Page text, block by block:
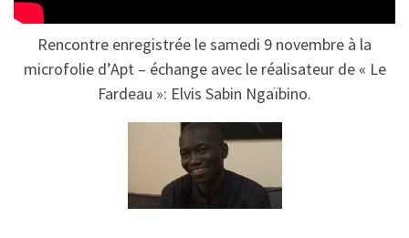
Rencontre enregistrée le samedi 9 novembre à la
microfolie d’Apt – échange avec le réalisateur de « Le
Fardeau »: Elvis Sabin Ngaïbino.